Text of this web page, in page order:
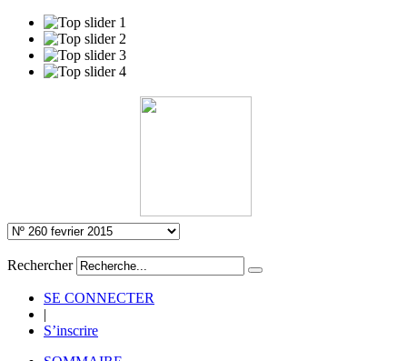
Rechercher
SE CONNECTER
|
S’inscrire